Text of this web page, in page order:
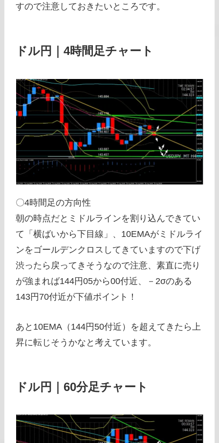
すので注意しておきたいところです。
ドル円｜4時間足チャート
〇4時間足の方向性
朝の時点だとミドルラインを割り込んできてい
て「横ばいから下目線」、10EMAがミドルライ
ンをゴールデンクロスしてきていますので下げ
渋ったら戻ってきそうなので注意、素直に売り
が強まれば144円05から00付近、－2σのある
143円70付近が下値ポイント！
あと10EMA（144円50付近）を超えてきたら上
昇に転じそうかなと考えています。
ドル円｜60分足チャート